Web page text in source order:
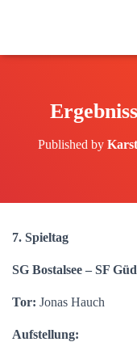
Published by
7. Spieltag
SG Bostalsee – SF
Tor: Jonas Hauch
Aufstellung: